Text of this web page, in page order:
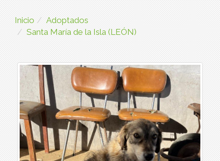
Inicio
Adoptados
Santa María de la Isla (LEÓN)